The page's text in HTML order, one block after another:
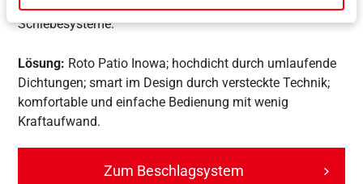
2.950 mm; Flügelgewicht: 200 kg; hochdichte
Schiebesysteme.
Lösung: Roto Patio Inowa; hochdicht durch umlaufende
Dichtungen; smart im Design durch versteckte Technik;
komfortable und einfache Bedienung mit wenig
Kraftaufwand.
Zum Beschlagsystem